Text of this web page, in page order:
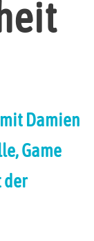
Damien
Game
der